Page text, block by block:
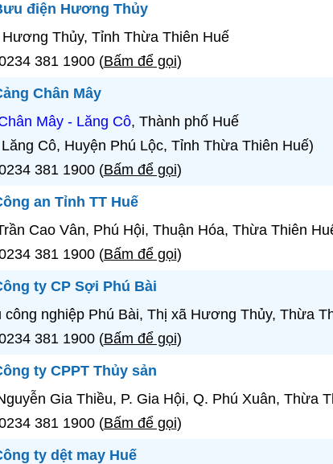
điện Hương Thủy
Thủy, Tỉnh Thừa Thiên Huế
381 1900(Bấm để gọi)
Chân Mây
Mây - Lăng Cô, Thành phố Huế
Lăng Cô, Huyện Phú Lộc, Tỉnh Thừa Thiên Huế)
381 1900(Bấm để gọi)
an Tỉnh TT Huế
Cao Vân, Phú Hội, Thuận Hóa, Thừa Thiên
381 1900(Bấm để gọi)
ty CP Sợi Phú Bài
công nghiệp Phú Bài, Thị xã Hương Thủy, Thừa
381 1900(Bấm để gọi)
ty CPPT Thủy sản
Gia Thiều, P. Gia Hội, Q. Phú Xuân, Thừa
381 1900(Bấm để gọi)
ty dệt may Huế